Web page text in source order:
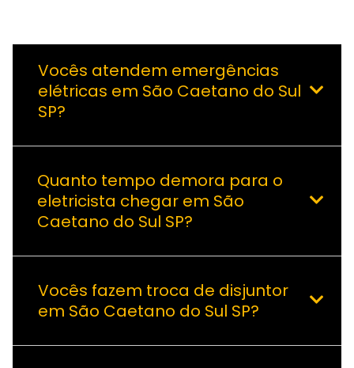
Vocês atendem emergências
elétricas em São Caetano do Sul
SP?
Quanto tempo demora para o
eletricista chegar em São
Caetano do Sul SP?
Vocês fazem troca de disjuntor
em São Caetano do Sul SP?